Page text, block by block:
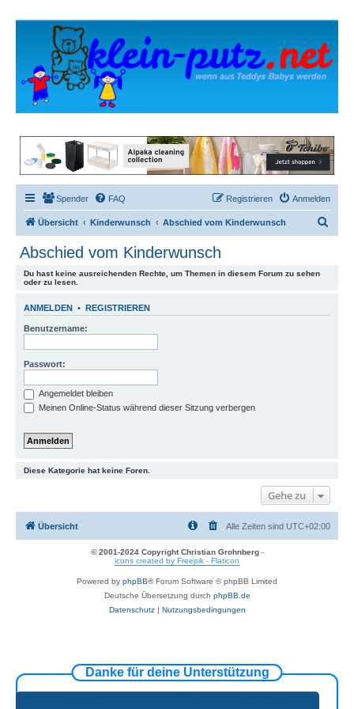
Spender FAQ Anmelden
Registrieren
Übersicht Kinderwunsch Abschied vom Kinderwunsch
Abschied vom Kinderwunsch
Du hast keine ausreichenden Rechte, um Themen in diesem Forum zu sehen
oder zu lesen.
ANMELDEN • REGISTRIEREN
Benutzername:
Passwort:
Angemeldet bleiben
Meinen Online-Status während dieser Sitzung verbergen
Diese Kategorie hat keine Foren.
Gehe zu
Übersicht Alle Zeiten sind UTC+02:00
© 2001-2024 Copyright Christian Grohnberg-
icons created by Freepik - Flaticon
Powered by phpBB® Forum Software © phpBB Limited
Deutsche Übersetzung durch phpBB.de
Datenschutz| Nutzungsbedingungen
Danke für deine Unterstützung